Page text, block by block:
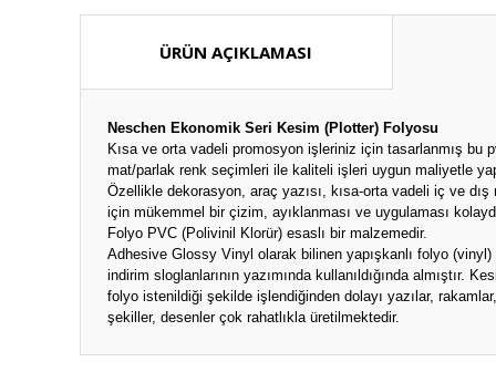
ÜRÜN AÇIKLAMASI
Neschen Ekonomik Seri Kesim (Plotter) Folyosu
Kısa ve orta vadeli promosyon işleriniz için tasarlanmış bu
mat/parlak renk seçimleri ile kaliteli işleri uygun maliyetle
Özellikle dekorasyon, araç yazısı, kısa-orta vadeli iç ve dış
için mükemmel bir çizim, ayıklanması ve uygulaması
Folyo PVC (Polivinil Klorür) esaslı bir malzemedir.
Adhesive Glossy Vinyl olarak bilinen yapışkanlı folyo
indirim sloglanlarının yazımında kullanıldığında almıştır.
folyo istenildiği şekilde işlendiğinden dolayı yazılar, rakamlar,
şekiller, desenler çok rahatlıkla üretilmektedir.